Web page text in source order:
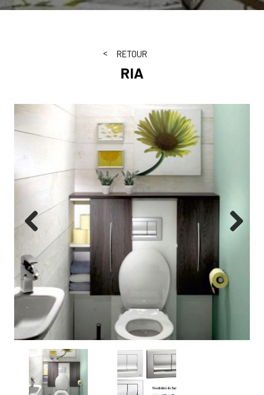
RETOUR
RIA